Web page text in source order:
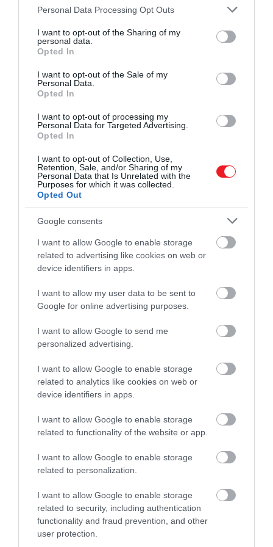
Please note that this website/app uses one or more Google
not limited to your visit or usage behaviour. You may click to
grant or deny consent to Google and its third-party tags to
use your data for below specified purposes in below Google
consent section.
Personal Data Processing Opt Outs
I want to opt-out of the Sharing of my
personal data.
Opted In
I want to opt-out of the Sale of my
Personal Data.
Opted In
I want to opt-out of processing my
Personal Data for Targeted Advertising.
Opted In
I want to opt-out of Collection, Use,
Retention, Sale, and/or Sharing of my
Personal Data that Is Unrelated with the
Purposes for which it was collected.
Opted Out
Google consents
I want to allow Google to enable storage
related to advertising like cookies on web or
device identifiers in apps.
I want to allow my user data to be sent to
Google for online advertising purposes.
I want to allow Google to send me
personalized advertising.
I want to allow Google to enable storage
related to analytics like cookies on web or
device identifiers in apps.
I want to allow Google to enable storage
related to functionality of the website or app.
I want to allow Google to enable storage
related to personalization.
I want to allow Google to enable storage
related to security, including authentication
functionality and fraud prevention, and other
user protection.
milyen erőfeszítéseket kell
elemzés újbóli elvégzésére, és
írja alá a lemondó
repülhessen. Sűrű hetek elé
néznek a NASA szerkezeti
mérnökei
– tweetelte Phil Metzger,
űrsiklómérnöke.
A NASA-nak a rakétát napokba telt volna, amíg
visszagurítja a Vehicle Assembly Buildingbe, ahol az
év eleji több sikertelen indítási kísérlet után az
elmúlt hónapokat töltötte. Hogy mi lesz a jövő heti
indítási kísérlet eredménye, azt egyelőre nem tudni,
hogy meghozza a döntést.
NASA számára: dollármilliárdok voltak szó szerint
kitéve az elemeknek, és csak remélni lehet, hogy
komolyabb kár nélkül megúszták.
(Futurism)
Nyitókép: Shutterstock
SZÉL TUDOMÁNY
2026. JÚLIUS 12. ● TUDOMÁNY
Ezért szikrázik a szőlő a mikróban – és